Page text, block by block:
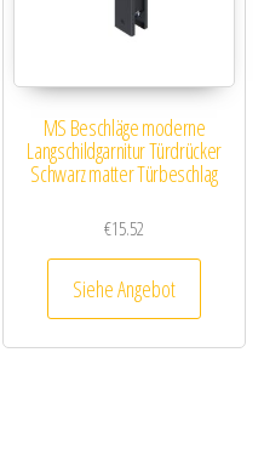
MS Beschläge moderne
Langschildgarnitur Türdrücker
Schwarz matter Türbeschlag
€15.52
Siehe Angebot